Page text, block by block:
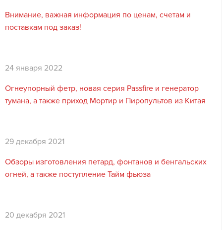
Внимание, важная информация по ценам, счетам и
поставкам под заказ!
24 января 2022
Огнеупорный фетр, новая серия Passfire и генератор
тумана, а также приход Мортир и Пиропультов из Китая
29 декабря 2021
Обзоры изготовления петард, фонтанов и бенгальских
огней, а также поступление Тайм фьюза
20 декабря 2021